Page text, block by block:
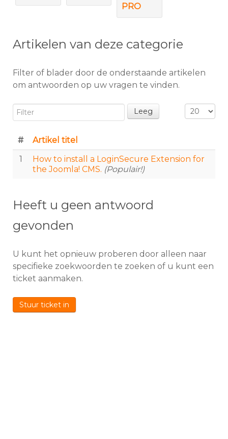
PRO
Artikelen van deze categorie
Filter of blader door de onderstaande artikelen
om antwoorden op uw vragen te vinden.
Filter Leeg Toon #
#
Artikel titel
1
How to install a LoginSecure Extension for
the Joomla! CMS. (Populair!)
Heeft u geen antwoord
gevonden
U kunt het opnieuw proberen door alleen naar
specifieke zoekwoorden te zoeken of u kunt een
ticket aanmaken.
Stuur ticket in